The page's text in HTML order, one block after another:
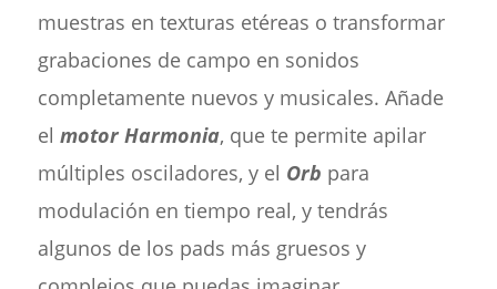
muestras en texturas etéreas o transformar
grabaciones de campo en sonidos
completamente nuevos y musicales. Añade
el motor Harmonia, que te permite apilar
múltiples osciladores, y el Orb para
modulación en tiempo real, y tendrás
algunos de los pads más gruesos y